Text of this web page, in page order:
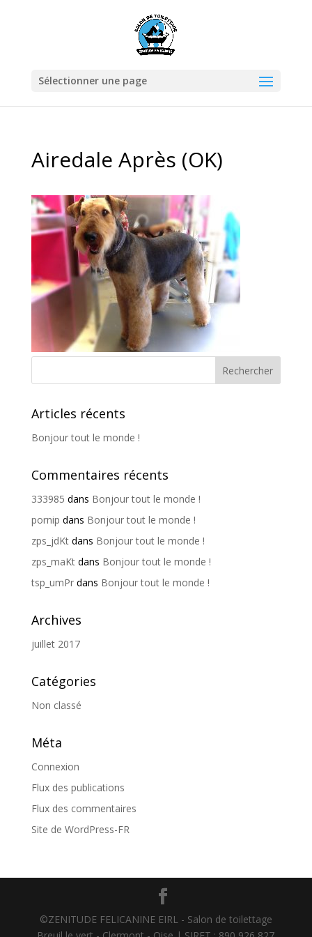
Sélectionner une page
Airedale Après (OK)
Articles récents
Bonjour tout le monde !
Commentaires récents
333985 dans Bonjour tout le monde !
pornip dans Bonjour tout le monde !
zps_jdKtdans Bonjour tout le monde !
zps_maKtdans Bonjour tout le monde !
tsp_umPrdans Bonjour tout le monde !
Archives
juillet 2017
Catégories
Non classé
Méta
Connexion
Flux des publications
Flux des commentaires
Site de WordPress-FR
©ZENITUDE FELICANINE EIRL - Salon de toilettage